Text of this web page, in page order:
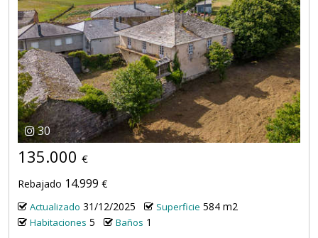
30
135.000 €
Rebajado 14.999 €
Actualizado 31/12/2025 Superficie 584 m2
Habitaciones 5 Baños 1